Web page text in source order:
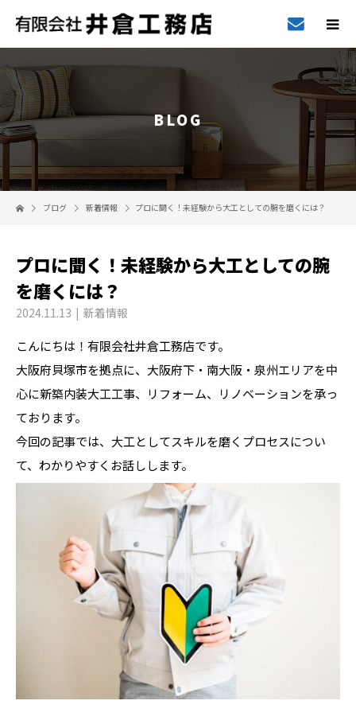
BLOG
ブログ 新着情報 プロに聞く！未経験から大工としての腕を磨くには？
プロに聞く！未経験から大工としての腕
を磨くには？
2024.11.13 新着情報
こんにちは！有限会社井倉工務店です。
大阪府貝塚市を拠点に、大阪府下・南大阪・泉州エリアを中
心に新築内装大工工事、リフォーム、リノベーションを承っ
ております。
今回の記事では、大工としてスキルを磨くプロセスについ
て、わかりやすくお話しします。